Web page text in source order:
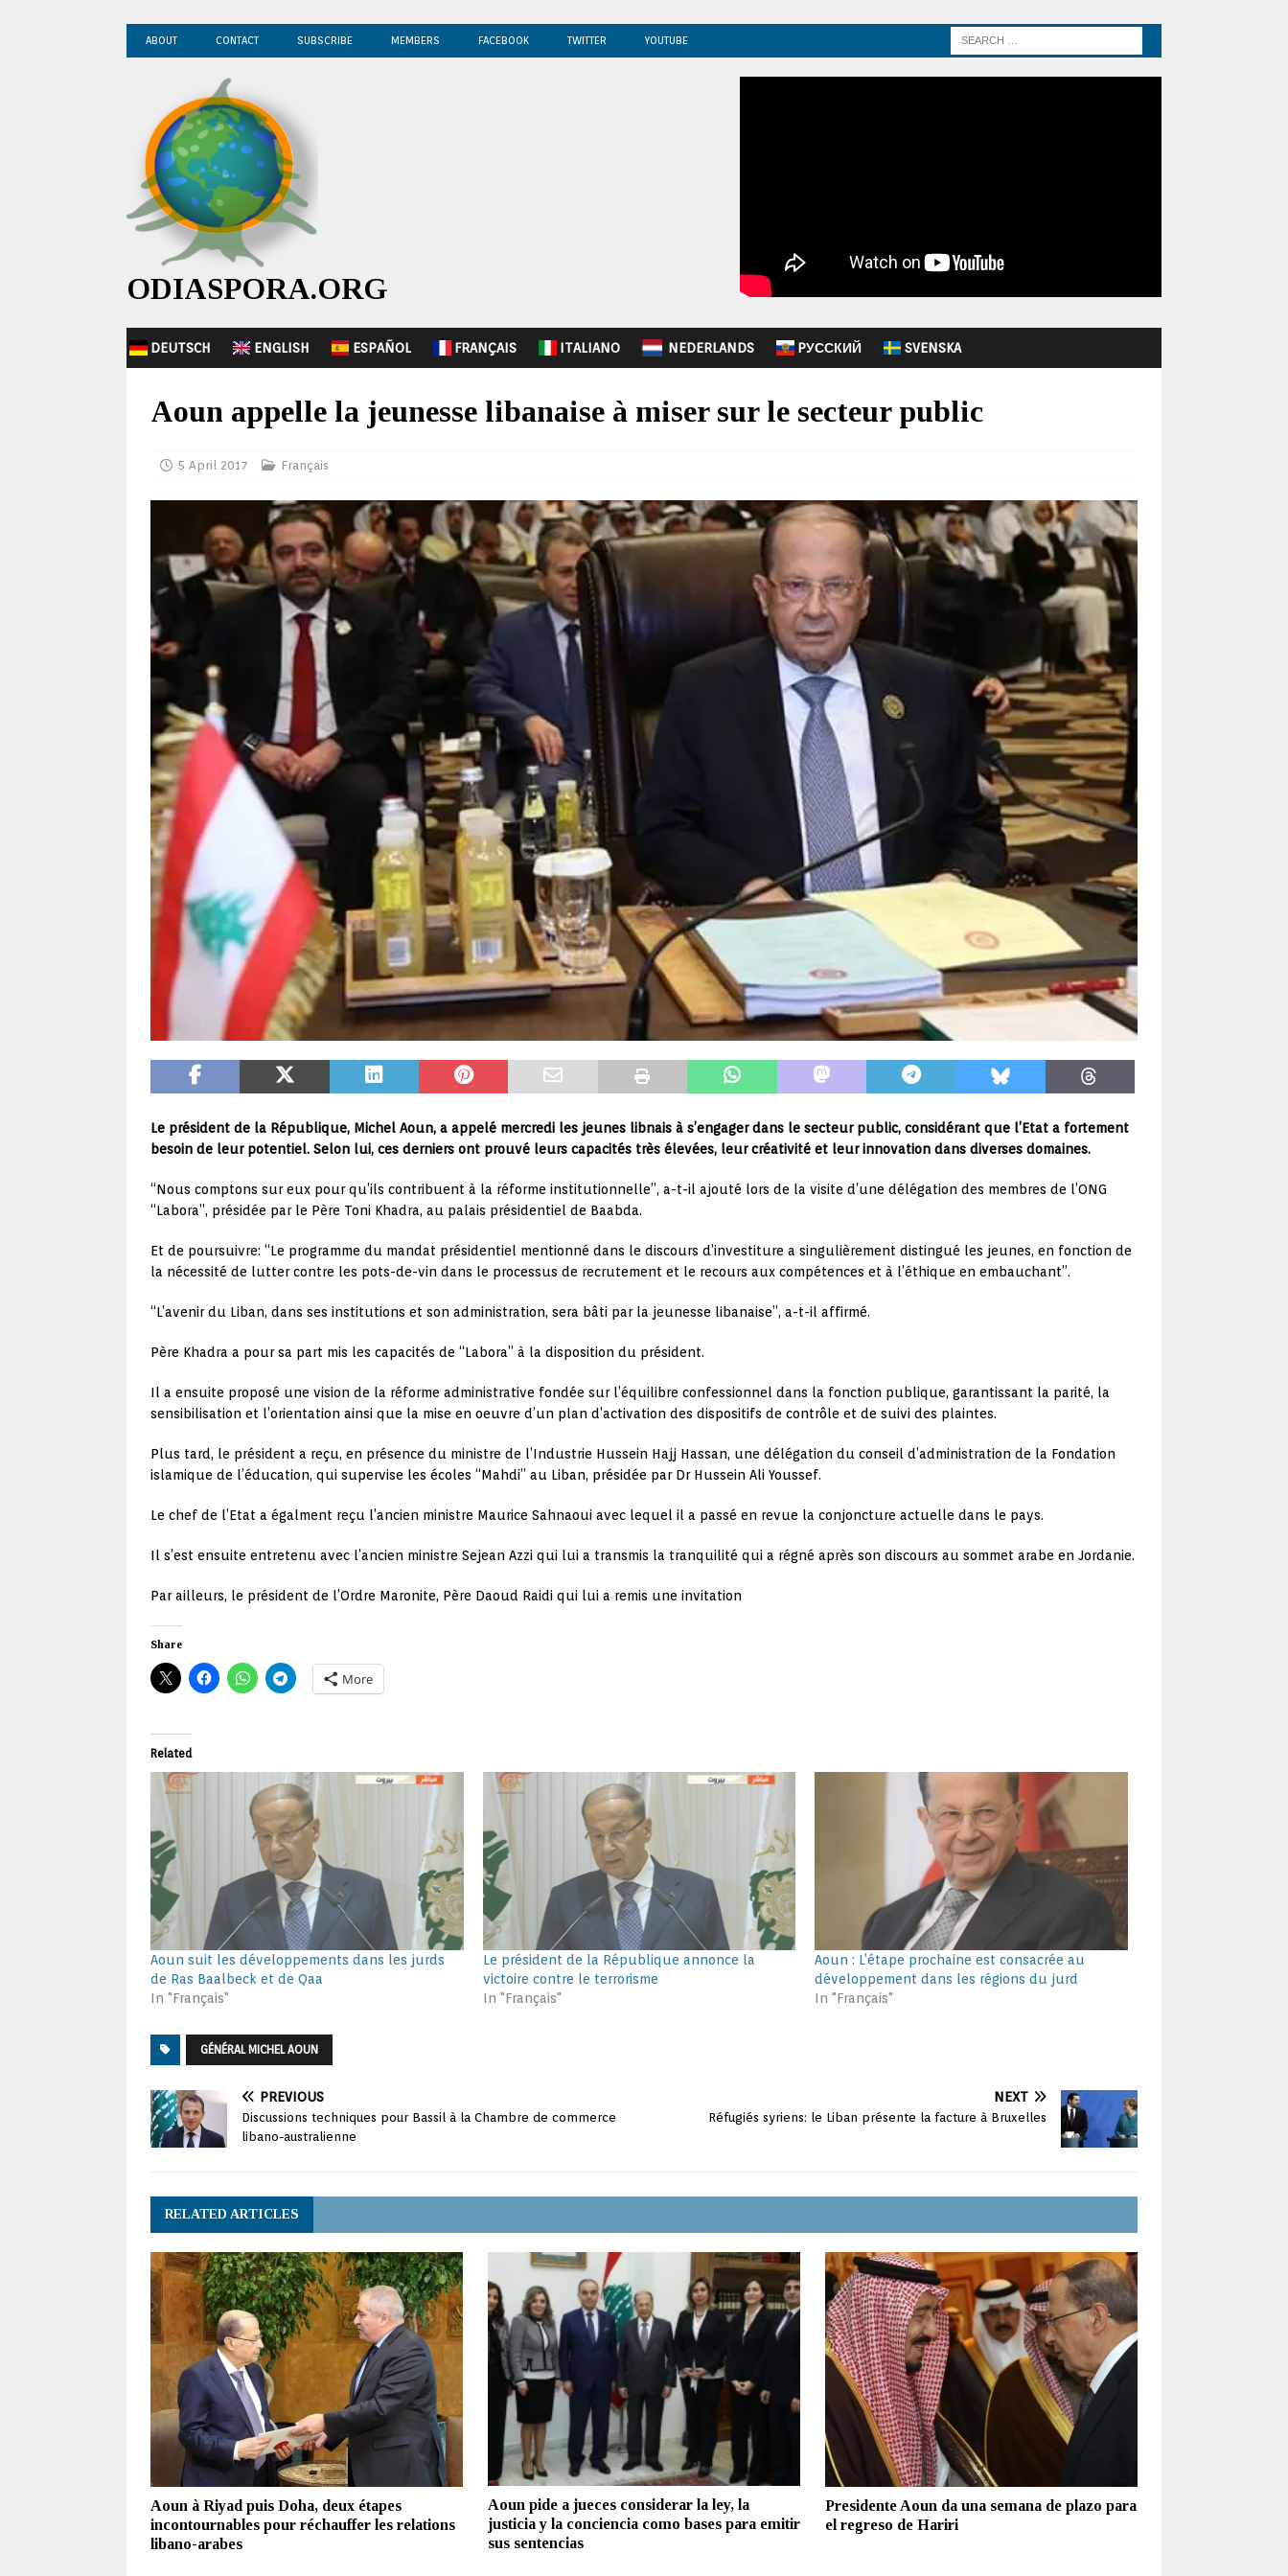
ABOUT CONTACT SUBSCRIBE MEMBERS FACEBOOK TWITTER YOUTUBE
ODIASPORA.ORG
DEUTSCH ENGLISH ESPAÑOL FRANÇAIS ITALIANO NEDERLANDS PУССКИЙ SVENSKA
Aoun appelle la jeunesse libanaise à miser sur le secteur public
5 April 2017 Français
Le président de la République, Michel Aoun, a appelé mercredi les jeunes libnais à s’engager dans le secteur public, considérant que l’Etat a fortement
besoin de leur potentiel. Selon lui, ces derniers ont prouvé leurs capacités très élevées, leur créativité et leur innovation dans diverses domaines.
“Nous comptons sur eux pour qu’ils contribuent à la réforme institutionnelle”, a-t-il ajouté lors de la visite d’une délégation des membres de l’ONG
“Labora”, présidée par le Père Toni Khadra, au palais présidentiel de Baabda.
Et de poursuivre: “Le programme du mandat présidentiel mentionné dans le discours d’investiture a singulièrement distingué les jeunes, en fonction de
la nécessité de lutter contre les pots-de-vin dans le processus de recrutement et le recours aux compétences et à l’éthique en embauchant”.
“L’avenir du Liban, dans ses institutions et son administration, sera bâti par la jeunesse libanaise”, a-t-il affirmé.
Père Khadra a pour sa part mis les capacités de “Labora” à la disposition du président.
Il a ensuite proposé une vision de la réforme administrative fondée sur l’équilibre confessionnel dans la fonction publique, garantissant la parité, la
sensibilisation et l’orientation ainsi que la mise en oeuvre d’un plan d’activation des dispositifs de contrôle et de suivi des plaintes.
Plus tard, le président a reçu, en présence du ministre de l’Industrie Hussein Hajj Hassan, une délégation du conseil d’administration de la Fondation
islamique de l’éducation, qui supervise les écoles “Mahdi” au Liban, présidée par Dr Hussein Ali Youssef.
Le chef de l’Etat a égalment reçu l’ancien ministre Maurice Sahnaoui avec lequel il a passé en revue la conjoncture actuelle dans le pays.
Il s’est ensuite entretenu avec l’ancien ministre Sejean Azzi qui lui a transmis la tranquilité qui a régné après son discours au sommet arabe en Jordanie.
Par ailleurs, le président de l’Ordre Maronite, Père Daoud Raidi qui lui a remis une invitation
Share
More
Related
Aoun suit les développements dans les jurds
de Ras Baalbeck et de Qaa
In "Français"
Le président de la République annonce la
victoire contre le terrorisme
In "Français"
Aoun : L’étape prochaine est consacrée au
développement dans les régions du jurd
In "Français"
GÉNÉRAL MICHEL AOUN
PREVIOUS
Discussions techniques pour Bassil à la Chambre de commerce
libano-australienne
NEXT
Réfugiés syriens: le Liban présente la facture à Bruxelles
RELATED ARTICLES
Aoun à Riyad puis Doha, deux étapes
incontournables pour réchauffer les relations
libano-arabes
Aoun pide a jueces considerar la ley, la
justicia y la conciencia como bases para emitir
sus sentencias
Presidente Aoun da una semana de plazo para
el regreso de Hariri